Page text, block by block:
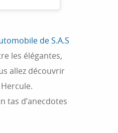
de S.A.S
les élégantes,
allez découvrir
tas d’anecdotes